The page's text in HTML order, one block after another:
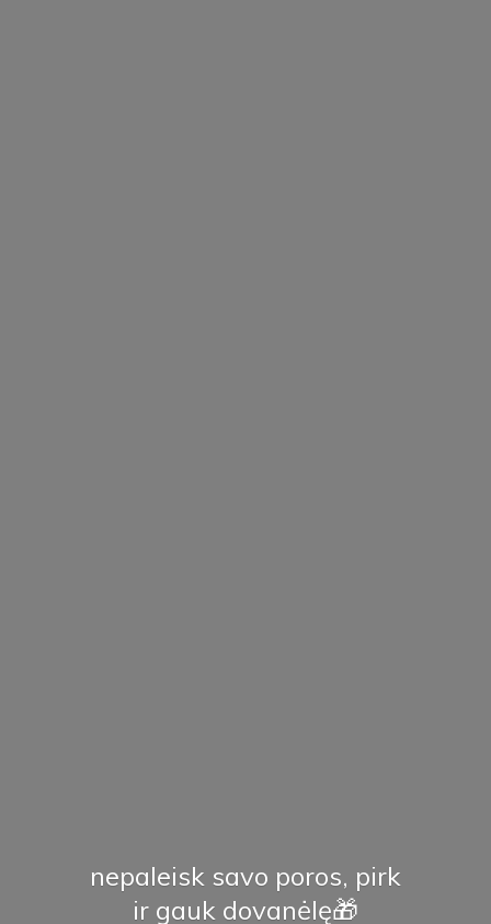
nepaleisk savo poros, pirk
ir gauk dovanėlę🎁